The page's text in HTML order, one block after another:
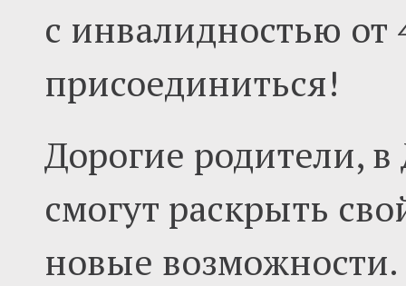
с инвалидностью от
присоединиться!
Дорогие родители,
смогут раскрыть
новые